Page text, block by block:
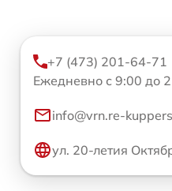
+7 (473) 201-64-71
Ежедневно с 9:00 до
info@vrn.re-
ул. 20-летия